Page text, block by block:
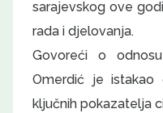
sarajevskog ove
rada i djelovanja.
Govoreći o
Omerdić je
ključnih pokazatelja